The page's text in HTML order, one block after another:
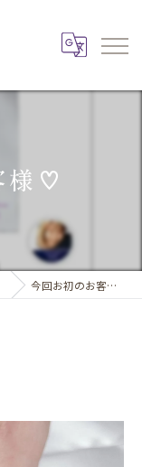
様♡
今回お初のお客様♡